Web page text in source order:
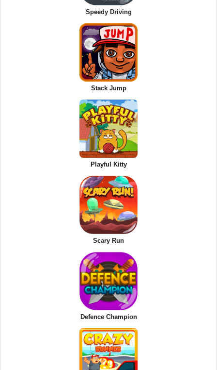
Speedy Driving
Stack Jump
Playful Kitty
Scary Run
Defence Champion